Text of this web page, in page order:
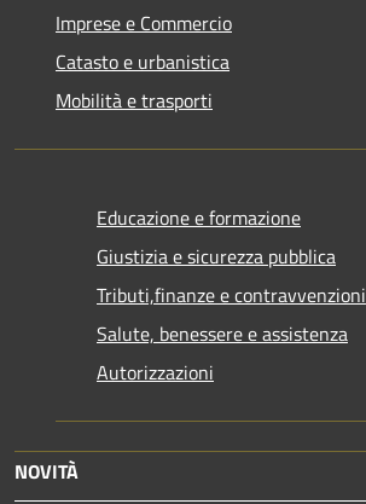
Imprese e Commercio
Catasto e urbanistica
Mobilità e trasporti
Educazione e formazione
Giustizia e sicurezza pubblica
Tributi,finanze e contravvenzioni
Salute, benessere e assistenza
Autorizzazioni
NOVITÀ